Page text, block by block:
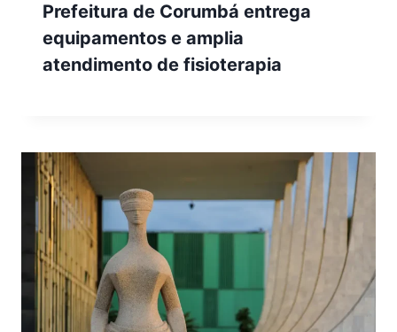
Prefeitura de Corumbá entrega
equipamentos e amplia
atendimento de fisioterapia